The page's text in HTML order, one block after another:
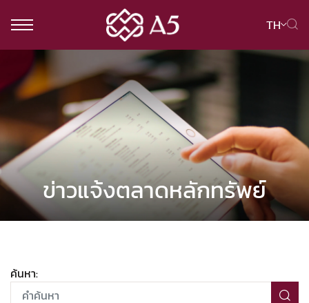
TH
ค้นหาในเว็บไซต์
Web Design by
ข่าวแจ้งตลาดหลักทรัพย์
ค้นหา: